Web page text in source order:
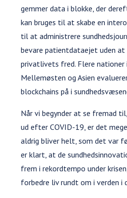
gemmer data i blokke, der
kan bruges til at skabe en
til at administrere
bevare patientdataejet uden at
privatlivets fred. Flere nationer i
Mellemøsten og Asien
blockchains på i
Når vi begynder at se fremad
ud efter COVID-19, er det
aldrig bliver helt, som det var
er klart, at de
frem i rekordtempo under
forbedre liv rundt om i verden i